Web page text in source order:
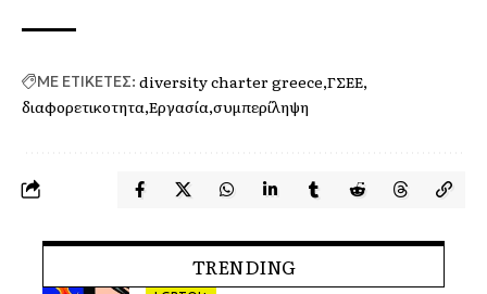
ΜΕ ΕΤΙΚΕΤΕΣ: diversity charter greece ΓΣΕΕ
διαφορετικοτητα Εργασία συμπερίληψη
TRENDING